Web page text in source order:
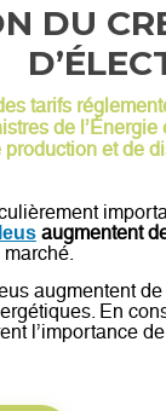
DU
tarifs
de l’Énergie
et de
augmentent
augmentent de
En
l’importance